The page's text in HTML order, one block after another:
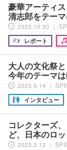
豪華アーティ
清志郎をテー
2025.10.30 ｜
レポート
大人の文化祭
今年のテーマ
2025.9.14 ｜
インタビュー
コレクターズ
ど、日本のロ
2025.3.12 ｜